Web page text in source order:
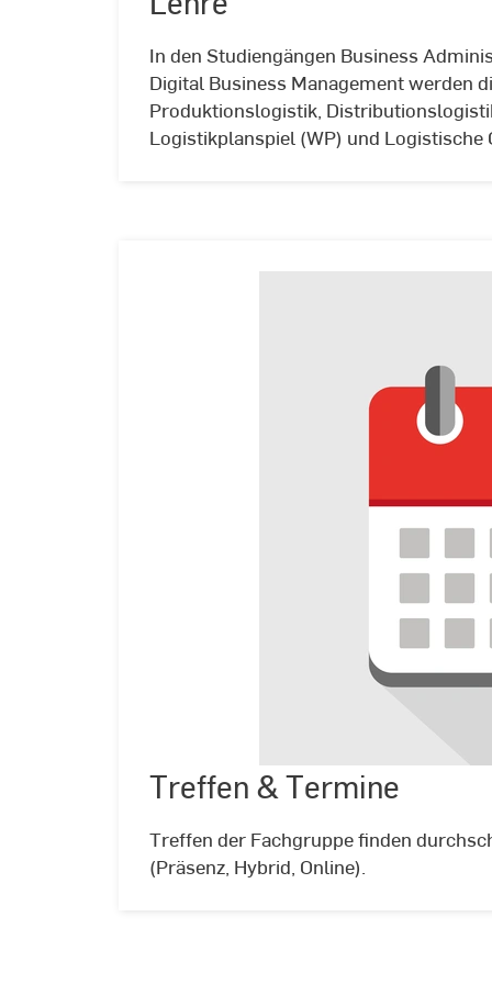
In den Studiengängen Business
Digital Business Management werden
Produktionslogistik,
Logistikplanspiel (WP) und
©
Adobe
Stock
Treffen & Termine
Treffen der Fachgruppe finden
(Präsenz, Hybrid, Online).